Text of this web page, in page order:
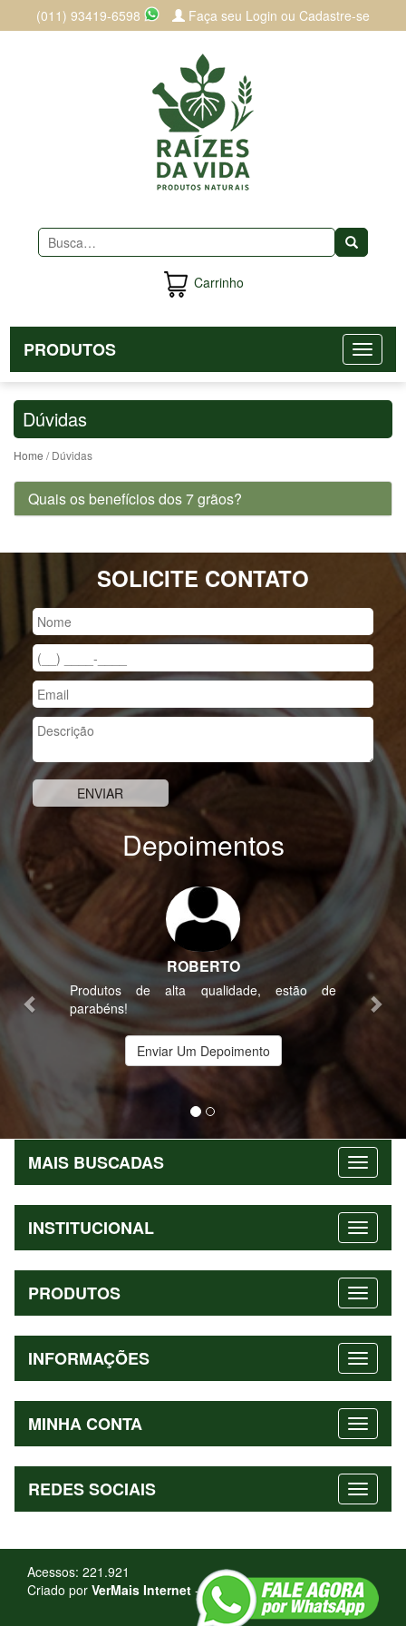
(011) 93419-6598 Faça seu Login ou Cadastre-se
Buscar
Carrinho
PRODUTOS
Dúvidas
Home / Dúvidas
Quais os benefícios dos 7 grãos?
SOLICITE CONTATO
Depoimentos
ROBERTO
Produtos de alta qualidade, estão de
parabéns!
Previous
Enviar Um Depoimento
MAIS BUSCADAS
INSTITUCIONAL
PRODUTOS
INFORMAÇÕES
MINHA CONTA
REDES SOCIAIS
Acessos: 221.921
Criado por VerMais Internet -Criação de Sites-Admin